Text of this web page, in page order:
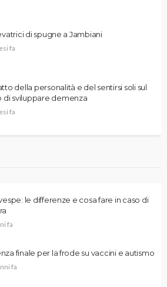
di spugne a Jambiani
fa
della personalità e del sentirsi soli sul
di sviluppare demenza
fa
le differenze e cosa fare in caso di
fa
finale per la frode su vaccini e autismo
fa